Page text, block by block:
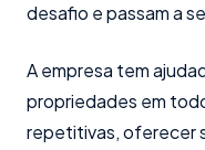
desafio e passam a
A empresa tem
propriedades em
repetitivas, oferecer